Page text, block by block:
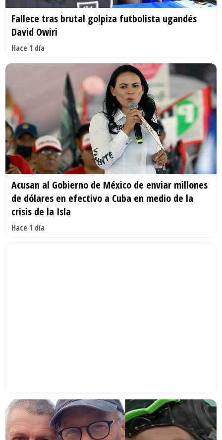
Fallece tras brutal golpiza futbolista ugandés
David Owiri
Hace 1 día
Acusan al Gobierno de México de enviar millones
de dólares en efectivo a Cuba en medio de la
crisis de la Isla
Hace 1 día